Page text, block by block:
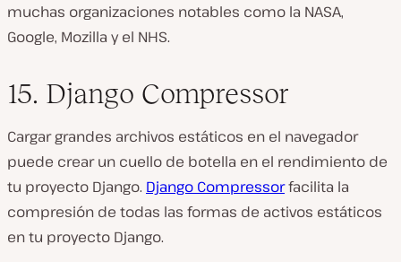
muchas organizaciones notables como la NASA,
Google, Mozilla y el NHS.
15. Django Compressor
Cargar grandes archivos estáticos en el navegador
puede crear un cuello de botella en el rendimiento de
tu proyecto Django. Django Compressorfacilita la
compresión de todas las formas de activos estáticos
en tu proyecto Django.